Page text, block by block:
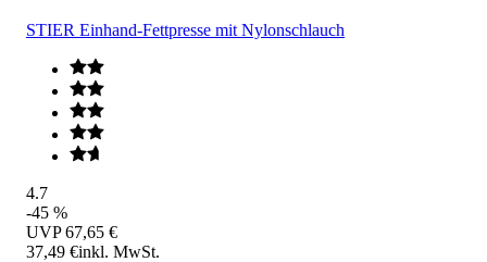
STIER Einhand-Fettpresse mit Nylonschlauch
4.7
-45 %
UVP 67,65 €
37,49 €inkl. MwSt.